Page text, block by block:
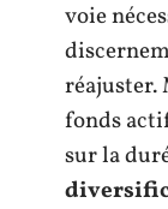
voie
réajuster.
fonds
sur la